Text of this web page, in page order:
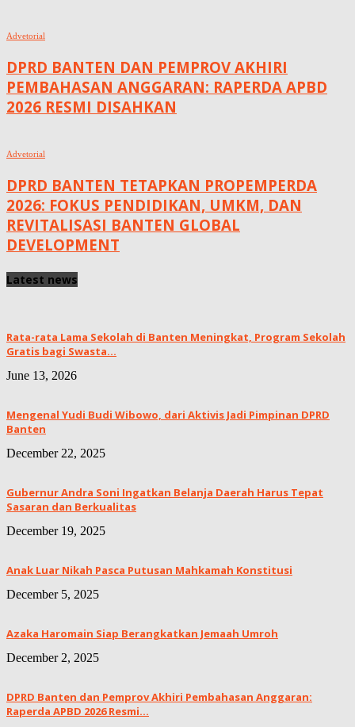
Advetorial
DPRD BANTEN DAN PEMPROV AKHIRI
PEMBAHASAN ANGGARAN: RAPERDA APBD
2026 RESMI DISAHKAN
Advetorial
DPRD BANTEN TETAPKAN PROPEMPERDA
2026: FOKUS PENDIDIKAN, UMKM, DAN
REVITALISASI BANTEN GLOBAL
DEVELOPMENT
Latest news
Rata-rata Lama Sekolah di Banten Meningkat, ‎Program Sekolah
Gratis bagi Swasta...
June 13, 2026
Mengenal Yudi Budi Wibowo, dari Aktivis Jadi Pimpinan DPRD
Banten
December 22, 2025
Gubernur Andra Soni Ingatkan Belanja Daerah Harus Tepat
Sasaran dan Berkualitas
December 19, 2025
Anak Luar Nikah Pasca Putusan Mahkamah Konstitusi
December 5, 2025
Azaka Haromain Siap Berangkatkan Jemaah Umroh
December 2, 2025
DPRD Banten dan Pemprov Akhiri Pembahasan Anggaran:
Raperda APBD 2026 Resmi...